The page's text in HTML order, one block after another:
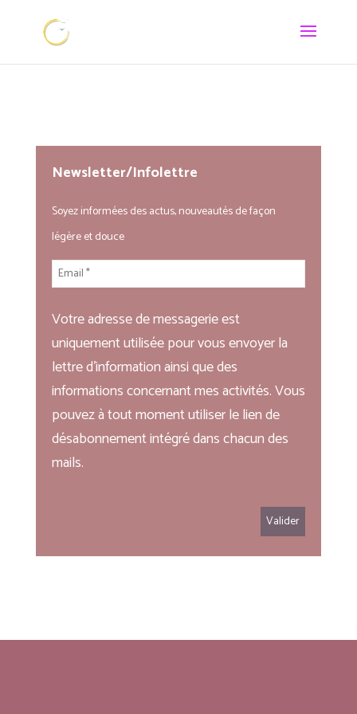
Newsletter/Infolettre
Soyez informées des actus, nouveautés de façon
légère et douce
Votre adresse de messagerie est
uniquement utilisée pour vous envoyer la
lettre d'information ainsi que des
informations concernant mes activités. Vous
pouvez à tout moment utiliser le lien de
désabonnement intégré dans chacun des
mails.